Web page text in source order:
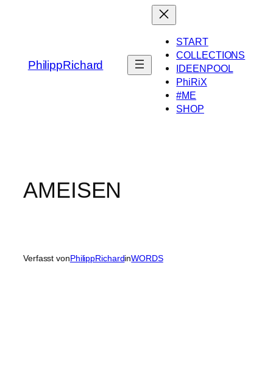
PhilippRichard
START
COLLECTIONS
IDEENPOOL
PhiRiX
#ME
SHOP
AMEISEN
Verfasst vonPhilippRichardinWORDS